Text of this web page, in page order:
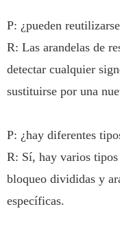
P: ¿pueden
R: Las arandelas de
detectar cualquier
sustituirse por una
P: ¿hay diferentes
R: Sí, hay varios tipos
bloqueo divididas y
específicas.